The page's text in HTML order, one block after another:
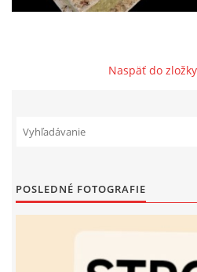
Naspäť do zložky
POSLEDNÉ FOTOGRAFIE